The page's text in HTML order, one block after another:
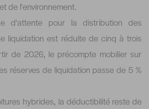
de l'environnement.
d'attente pour la distribution des
liquidation est réduite de cinq à trois
de 2026, le précompte mobilier sur
réserves de liquidation passe de 5 %
hybrides, la déductibilité reste de